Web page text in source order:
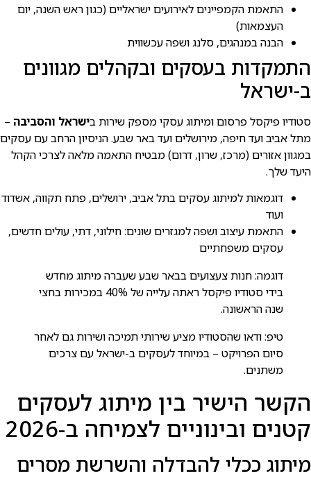
התאמת הקמפיינים לאירועים ישראליים (כגון ראש השנה, יום
העצמאות)
הבנה במנהגים, סלנג ושפה עכשווית
התמקדות בעסקים ובקהלים מגוונים
ב-ישראל
סטודיו פיקסל פרסום ומיתוג עסקי מספק שירות בישראל והסביבה –
מתל אביב ועד חיפה, מירושלים ועד באר שבע. הניסיון הרחב עם עסקים
במגוון אזורים (מרכז, שרון, דרום) מבטיח התאמה מלאה לצרכי הקהל
היעד שלך.
דוגמאות למיתוג עסקים בתל אביב, ירושלים, פתח תקווה, אשדוד
ועוד
התאמת עיצוב ושפה למגזרים שונים: חילוני, דתי, עולים חדשים,
עסקים משפחתיים
דוגמה: חנות צעצועים בבאר שבע שעברה מיתוג מחדש
בידי סטודיו פיקסל ראתה עלייה של 40% במכירות בחצי
שנה הראשונה.
טיפ: ודאו שהסטודיו מציע שירותי תמיכה ושירות גם לאחר
סיום הפרויקט – במיוחד לעסקים ב-ישראל עם צרכים
משתנים.
הקשר הישיר בין מיתוג לעסקים
קטנים ובינוניים לצמיחה ב-2026
מיתוג ככלי להבדלה והשרשת מסרים